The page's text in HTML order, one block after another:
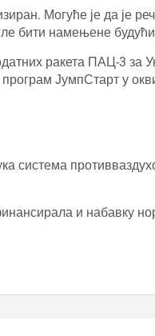
Могуће је да је
бити намењене
ракета ПАЦ-3 за
ЈумпСтарт у
система
и набавку